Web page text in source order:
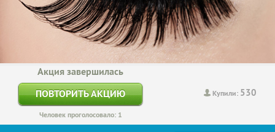
Купили: 530
Акция завершилась
ПОВТОРИТЬ АКЦИЮ
Человек проголосовало: 1